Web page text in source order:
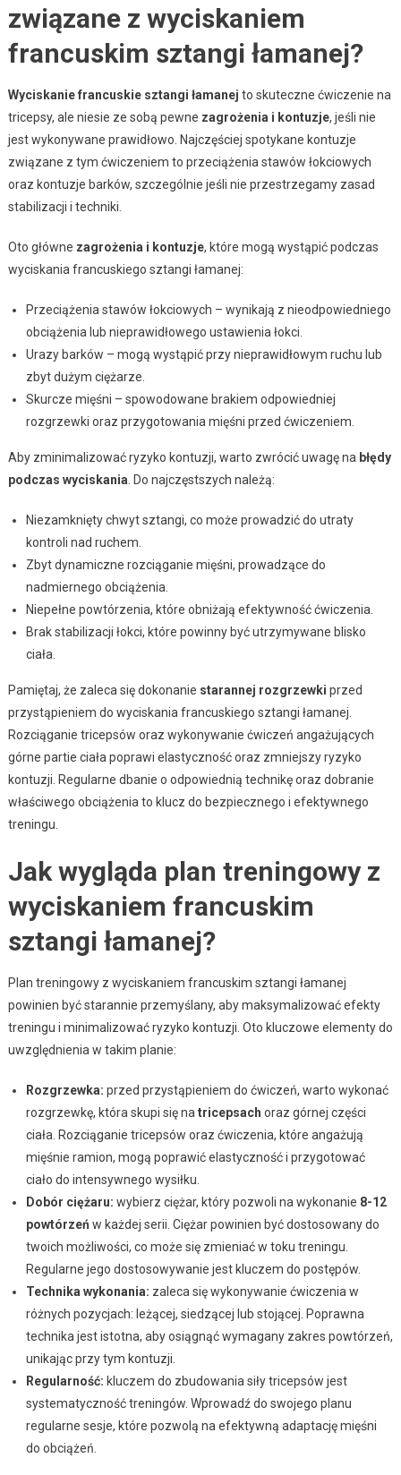
związane z wyciskaniem
francuskim sztangi łamanej?
Wyciskanie francuskie sztangi łamanej to skuteczne ćwiczenie na
tricepsy, ale niesie ze sobą pewne zagrożenia i kontuzje, jeśli nie
jest wykonywane prawidłowo. Najczęściej spotykane kontuzje
związane z tym ćwiczeniem to przeciążenia stawów łokciowych
oraz kontuzje barków, szczególnie jeśli nie przestrzegamy zasad
stabilizacji i techniki.
Oto główne zagrożenia i kontuzje, które mogą wystąpić podczas
wyciskania francuskiego sztangi łamanej:
Przeciążenia stawów łokciowych – wynikają z nieodpowiedniego
obciążenia lub nieprawidłowego ustawienia łokci.
Urazy barków – mogą wystąpić przy nieprawidłowym ruchu lub
zbyt dużym ciężarze.
Skurcze mięśni – spowodowane brakiem odpowiedniej
rozgrzewki oraz przygotowania mięśni przed ćwiczeniem.
Aby zminimalizować ryzyko kontuzji, warto zwrócić uwagę na błędy
podczas wyciskania . Do najczęstszych należą:
Niezamknięty chwyt sztangi, co może prowadzić do utraty
kontroli nad ruchem.
Zbyt dynamiczne rozciąganie mięśni, prowadzące do
nadmiernego obciążenia.
Niepełne powtórzenia, które obniżają efektywność ćwiczenia.
Brak stabilizacji łokci, które powinny być utrzymywane blisko
ciała.
Pamiętaj, że zaleca się dokonanie starannej rozgrzewki przed
przystąpieniem do wyciskania francuskiego sztangi łamanej.
Rozciąganie tricepsów oraz wykonywanie ćwiczeń angażujących
górne partie ciała poprawi elastyczność oraz zmniejszy ryzyko
kontuzji. Regularne dbanie o odpowiednią technikę oraz dobranie
właściwego obciążenia to klucz do bezpiecznego i efektywnego
treningu.
Jak wygląda plan treningowy z
wyciskaniem francuskim
sztangi łamanej?
Plan treningowy z wyciskaniem francuskim sztangi łamanej
powinien być starannie przemyślany, aby maksymalizować efekty
treningu i minimalizować ryzyko kontuzji. Oto kluczowe elementy do
uwzględnienia w takim planie:
Rozgrzewka: przed przystąpieniem do ćwiczeń, warto wykonać
rozgrzewkę, która skupi się na tricepsach oraz górnej części
ciała. Rozciąganie tricepsów oraz ćwiczenia, które angażują
mięśnie ramion, mogą poprawić elastyczność i przygotować
ciało do intensywnego wysiłku.
Dobór ciężaru: wybierz ciężar, który pozwoli na wykonanie 8-12
powtórzeń w każdej serii. Ciężar powinien być dostosowany do
twoich możliwości, co może się zmieniać w toku treningu.
Regularne jego dostosowywanie jest kluczem do postępów.
Technika wykonania: zaleca się wykonywanie ćwiczenia w
różnych pozycjach: leżącej, siedzącej lub stojącej. Poprawna
technika jest istotna, aby osiągnąć wymagany zakres powtórzeń,
unikając przy tym kontuzji.
Regularność: kluczem do zbudowania siły tricepsów jest
systematyczność treningów. Wprowadź do swojego planu
regularne sesje, które pozwolą na efektywną adaptację mięśni
do obciążeń.